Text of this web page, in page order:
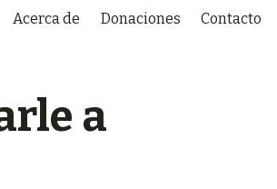
Acerca de Donaciones Contacto
a